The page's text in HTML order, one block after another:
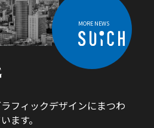
MORE NEWS
フィックデザインにまつわ
ます。